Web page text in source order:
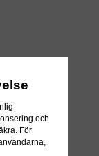
och
För